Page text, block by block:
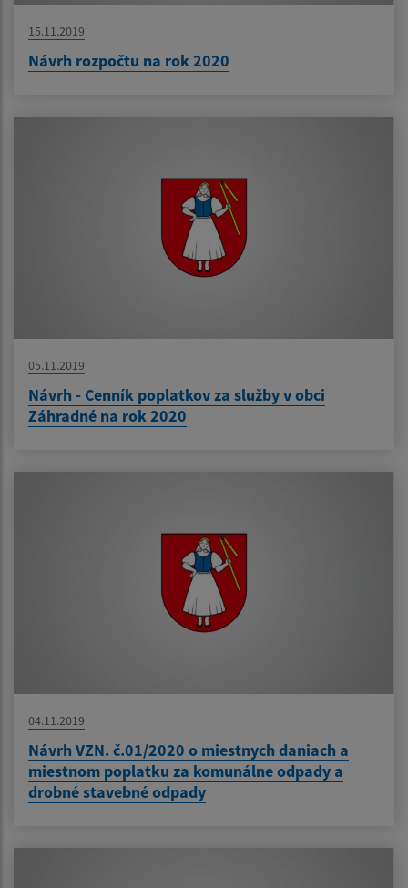
15.11.2019
Návrh rozpočtu na rok 2020
05.11.2019
Návrh - Cenník poplatkov za služby v obci
Záhradné na rok 2020
04.11.2019
Návrh VZN. č.01/2020 o miestnych daniach a
miestnom poplatku za komunálne odpady a
drobné stavebné odpady